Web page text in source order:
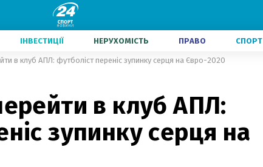
ІНВЕСТИЦІЇ НЕРУХОМІСТЬ ПРАВО СПОРТ
в клуб АПЛ: футболіст переніс зупинку серця на Євро-2020
в клуб АПЛ:
зупинку серця на